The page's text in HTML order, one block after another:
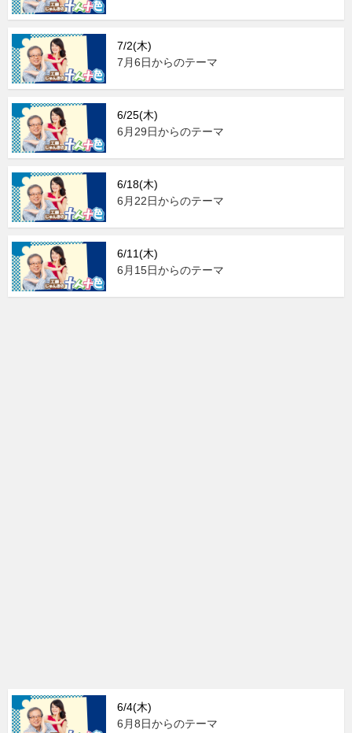
7/2(木)
7月6日からのテーマ
6/25(木)
6月29日からのテーマ
6/18(木)
6月22日からのテーマ
6/11(木)
6月15日からのテーマ
6/4(木)
6月8日からのテーマ